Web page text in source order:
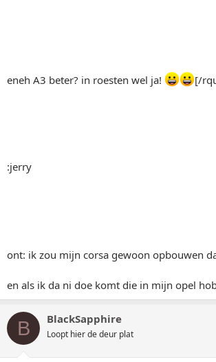
eneh A3 beter? in roesten wel ja! [/
:jerry
ont: ik zou mijn corsa gewoon opbouwen
en als ik da ni doe komt die in mijn opel
B BlackSapphire
Loopt hier de deur plat